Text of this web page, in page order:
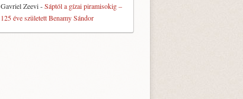
Gavriel Zeevi-Sáptól a gízai piramisokig –
125 éve született Benamy Sándor